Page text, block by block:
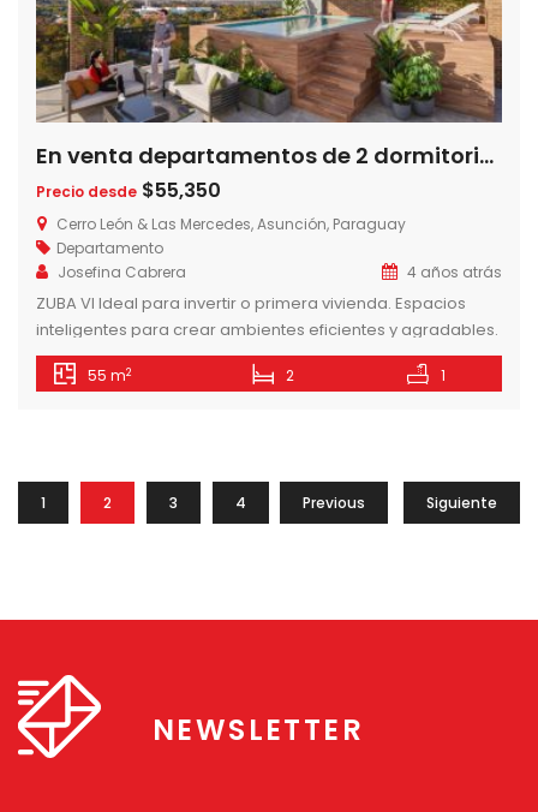
En venta departamentos de 2 dormitorios en Zuba VI, zona Cit, Luque-Paraguay
Precio desde $55,350
Cerro León & Las Mercedes, Asunción, Paraguay
Departamento
Josefina Cabrera
4 años atrás
ZUBA VI Ideal para invertir o primera vivienda. Espacios
inteligentes para crear ambientes eficientes y agradables.
AMENITIES – Piscina – Solarium – Lavadero – Gym exterior –
Quinchos Climatizados – Parrillas – Baños Sexados – Dos
55 m2 2 1
Previous
1 2 3 4 Siguiente
NEWSLETTER